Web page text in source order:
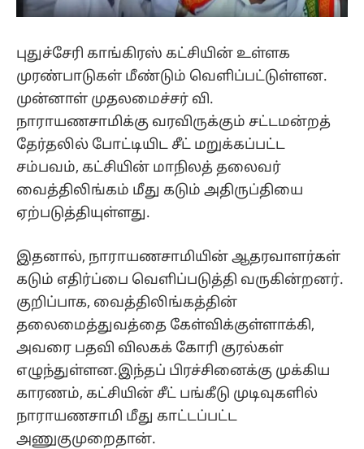
புதுச்சேரி காங்கிரஸ் கட்சியின் உள்ளக
முரண்பாடுகள் மீண்டும் வெளிப்பட்டுள்ளன.
முன்னாள் முதலமைச்சர் வி.
நாராயணசாமிக்கு வரவிருக்கும் சட்டமன்றத்
தேர்தலில் போட்டியிட சீட் மறுக்கப்பட்ட
சம்பவம், கட்சியின் மாநிலத் தலைவர்
வைத்திலிங்கம் மீது கடும் அதிருப்தியை
ஏற்படுத்தியுள்ளது.
இதனால், நாராயணசாமியின் ஆதரவாளர்கள்
கடும் எதிர்ப்பை வெளிப்படுத்தி வருகின்றனர்.
குறிப்பாக, வைத்திலிங்கத்தின்
தலைமைத்துவத்தை கேள்விக்குள்ளாக்கி,
அவரை பதவி விலகக் கோரி குரல்கள்
எழுந்துள்ளன.இந்தப் பிரச்சினைக்கு முக்கிய
காரணம், கட்சியின் சீட் பங்கீடு முடிவுகளில்
நாராயணசாமி மீது காட்டப்பட்ட
அணுகுமுறைதான்.